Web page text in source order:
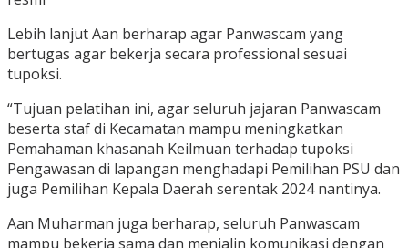
Lebih lanjut Aan berharap agar Panwascam yang
bertugas agar bekerja secara professional sesuai
tupoksi.
“Tujuan pelatihan ini, agar seluruh jajaran Panwascam
beserta staf di Kecamatan mampu meningkatkan
Pemahaman khasanah Keilmuan terhadap tupoksi
Pengawasan di lapangan menghadapi Pemilihan PSU dan
juga Pemilihan Kepala Daerah serentak 2024 nantinya.
Aan Muharman juga berharap, seluruh Panwascam
mampu bekerja sama dan menjalin komunikasi dengan